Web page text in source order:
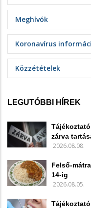
Meghívók
Koronavírus
Közzétételek
LEGUTÓBBI HÍREK
zárva
2026.08.08.
Felső-
14-ig
2026.08.05.